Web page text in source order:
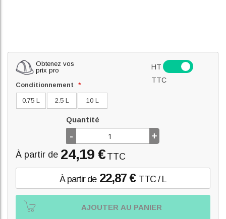
Obtenez vos
prix pro
HT
TTC
Conditionnement
0.75 L 2.5 L 10 L
Quantité
- +
À partir de 24,19 € TTC
À partir de22,87 € TTC / L
AJOUTER AU PANIER